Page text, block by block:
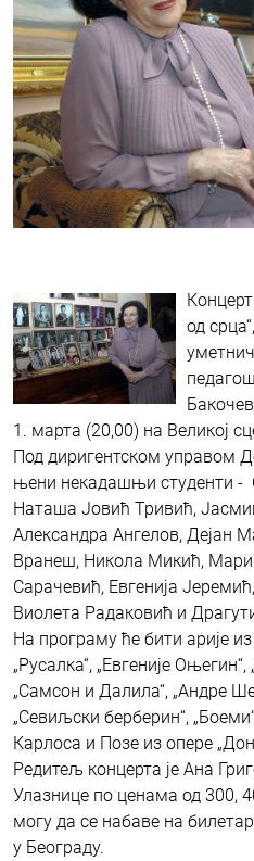
од
1. марта (20,00) на Великој
Под диригентском управом
њени некадашњи студенти -
Наташа Јовић Тривић,
Александра Ангелов, Дејан
Вранеш, Никола Микић,
Сарачевић, Евгенија
Виолета Радаковић и
На програму ће бити арије из
„Русалка“, „Евгеније Оњегин“,
„Самсон и Далила“, „Андре
„Севиљски берберин“,
Карлоса и Позе из опере
Редитељ концерта је Ана
Улазнице по ценама од 300,
могу да се набаве на
у Београду.